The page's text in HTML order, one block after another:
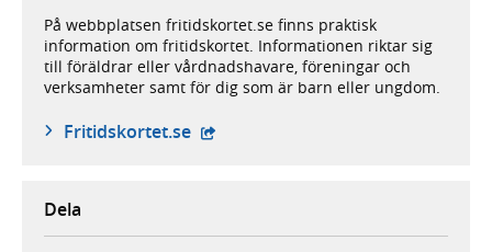
På webbplatsen fritidskortet.se finns praktisk
information om fritidskortet. Informationen riktar sig
till föräldrar eller vårdnadshavare, föreningar och
verksamheter samt för dig som är barn eller ungdom.
Fritidskortet.se - extern webbplats,
Dela